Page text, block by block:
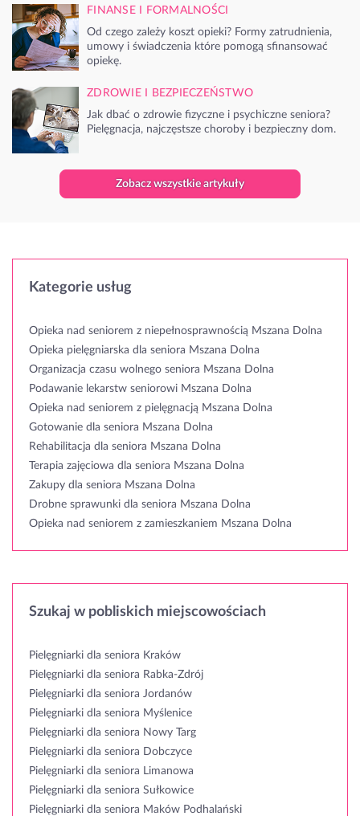
FINANSE I FORMALNOŚCI
Od czego zależy koszt opieki? Formy zatrudnienia,
umowy i świadczenia które pomogą sfinansować
opiekę.
ZDROWIE I BEZPIECZEŃSTWO
Jak dbać o zdrowie fizyczne i psychiczne seniora?
Pielęgnacja, najczęstsze choroby i bezpieczny dom.
Zobacz wszystkie artykuły
Kategorie usług
Opieka nad seniorem z niepełnosprawnością Mszana Dolna
Opieka pielęgniarska dla seniora Mszana Dolna
Organizacja czasu wolnego seniora Mszana Dolna
Podawanie lekarstw seniorowi Mszana Dolna
Opieka nad seniorem z pielęgnacją Mszana Dolna
Gotowanie dla seniora Mszana Dolna
Rehabilitacja dla seniora Mszana Dolna
Terapia zajęciowa dla seniora Mszana Dolna
Zakupy dla seniora Mszana Dolna
Drobne sprawunki dla seniora Mszana Dolna
Opieka nad seniorem z zamieszkaniem Mszana Dolna
Szukaj w pobliskich miejscowościach
Pielęgniarki dla seniora Kraków
Pielęgniarki dla seniora Rabka-Zdrój
Pielęgniarki dla seniora Jordanów
Pielęgniarki dla seniora Myślenice
Pielęgniarki dla seniora Nowy Targ
Pielęgniarki dla seniora Dobczyce
Pielęgniarki dla seniora Limanowa
Pielęgniarki dla seniora Sułkowice
Pielęgniarki dla seniora Maków Podhalański